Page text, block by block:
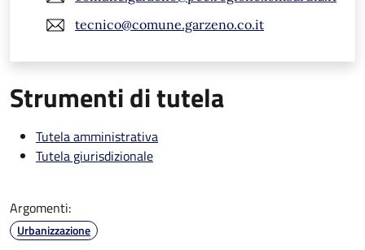
tecnico@comune.garzeno.co.it
Strumenti di tutela
Tutela amministrativa
Tutela giurisdizionale
Argomenti:
Urbanizzazione